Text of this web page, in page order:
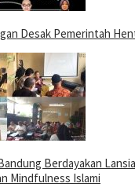
Desak Pemerintah
Berdayakan
Mindfulness Islami